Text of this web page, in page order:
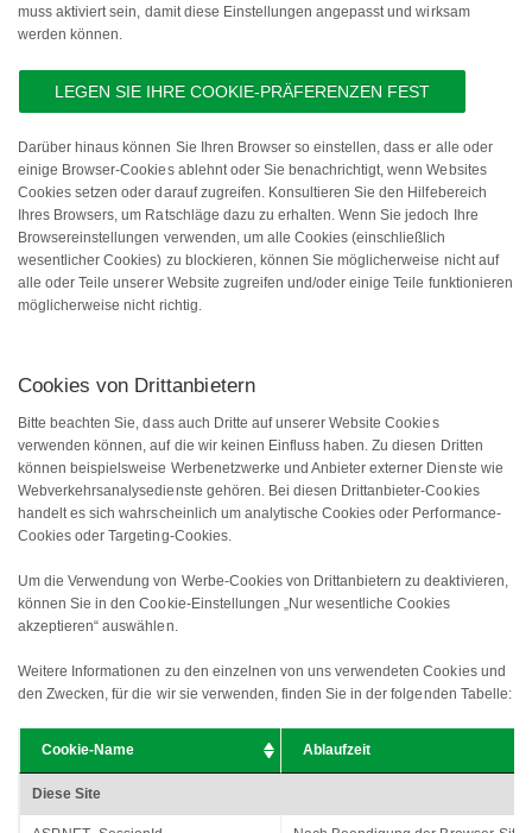
muss aktiviert sein, damit diese Einstellungen angepasst und wirksam
werden können.
LEGEN SIE IHRE COOKIE-PRÄFERENZEN FEST
Darüber hinaus können Sie Ihren Browser so einstellen, dass er alle oder
einige Browser-Cookies ablehnt oder Sie benachrichtigt, wenn Websites
Cookies setzen oder darauf zugreifen. Konsultieren Sie den Hilfebereich
Ihres Browsers, um Ratschläge dazu zu erhalten. Wenn Sie jedoch Ihre
Browsereinstellungen verwenden, um alle Cookies (einschließlich
wesentlicher Cookies) zu blockieren, können Sie möglicherweise nicht auf
alle oder Teile unserer Website zugreifen und/oder einige Teile funktionieren
möglicherweise nicht richtig.
Cookies von Drittanbietern
Bitte beachten Sie, dass auch Dritte auf unserer Website Cookies
verwenden können, auf die wir keinen Einfluss haben. Zu diesen Dritten
können beispielsweise Werbenetzwerke und Anbieter externer Dienste wie
Webverkehrsanalysedienste gehören. Bei diesen Drittanbieter-Cookies
handelt es sich wahrscheinlich um analytische Cookies oder Performance-
Cookies oder Targeting-Cookies.
Um die Verwendung von Werbe-Cookies von Drittanbietern zu deaktivieren,
können Sie in den Cookie-Einstellungen „Nur wesentliche Cookies
akzeptieren“ auswählen.
Weitere Informationen zu den einzelnen von uns verwendeten Cookies und
den Zwecken, für die wir sie verwenden, finden Sie in der folgenden Tabelle:
Cookie-Name Ablaufzeit
Diese Site